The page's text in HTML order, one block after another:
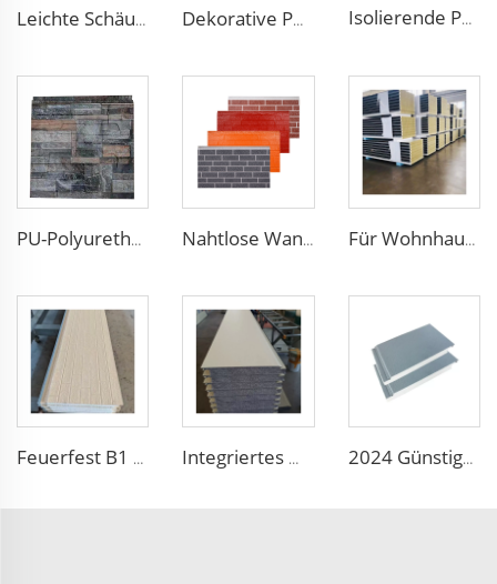
Leichte Schäumungsisolationsplatten Polystyrol-Sandwichplatten EPS-Plattenwand für das Wohnzimmer Dekorative PU-Fake-Backsteinwandverkleidung Feuerfeste Polyurethanschaum-Sandwichplatten Gedämmte Metallnahtlose Sandwichplatten Isolierende PU Verkleidungspaneelen Außenwand feuerfest Polyurethan Schaum Sandwich Paneelen isolierte metallene Zusammengesetzte Wandpaneel
PU-Polyurethan-Schaum-Sandwich-Paneel Außenwandisolierung Polyurethan-Ziegelwandpaneel Nahtlose Wandpanele, PU-Polyurethanschaum-Sandwich-Panele und Außenwandpaneel für Hausdekoration Für Wohnhaus flammresistente Dachplatten mit Gesteinswollkern Wandpaneelverkleidung Metallseitenwände mit glatter Oberfläche
Feuerfest B1 Leichtes Schaumwandpaneel EPS Sandwich-Panel Außenwand-Dämmpaneel für Kühlraum/Lager Integriertes Metall-Wandpaneel Außenwandfassade Thermoisolation Feuerfestes Wandverkleidungspaneel für Hausbau Outdoor 2024 Günstige wasserdichte dekorative isolierte Wandverkleidung Paneel Dekoratives Sandwich-Paneel Polystyrol Schaumstoff Metall Verkleidungspaneel